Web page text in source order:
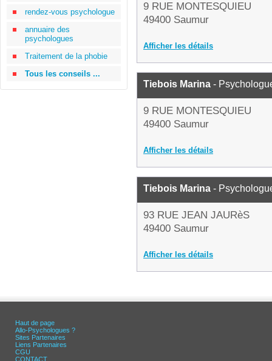
rendez-vous psychologue
annuaire des
psychologues
Traitement de la phobie
Tous les conseils ...
9 RUE MONTESQUIEU
49400 Saumur
Afficher les détails
Tiebois Marina -
9 RUE MONTESQUIEU
49400 Saumur
Afficher les détails
Tiebois Marina -
93 RUE JEAN JAURèS
49400 Saumur
Afficher les détails
Haut de page
Allo-Psychologues ?
Sites Partenaires
Liens Partenaires
CGU
CONTACT